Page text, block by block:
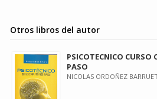
Otros libros del autor
PSICOTECNICO CURSO
PASO
NICOLAS ORDOÑEZ